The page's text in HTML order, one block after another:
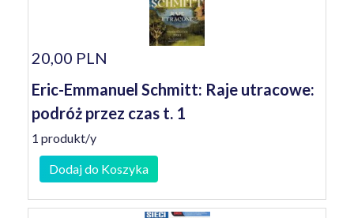
20,00 PLN
Eric-Emmanuel Schmitt: Raje utracowe:
podróż przez czas t. 1
1 produkt/y
Dodaj do Koszyka